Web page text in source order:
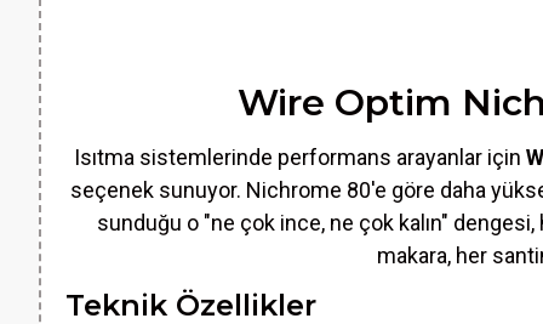
Wire Optim
Isıtma sistemlerinde performans arayanlar için
seçenek sunuyor. Nichrome 80'e göre daha
sunduğu o "ne çok ince, ne çok kalın" dengesi,
makara, her
Teknik Özellikler